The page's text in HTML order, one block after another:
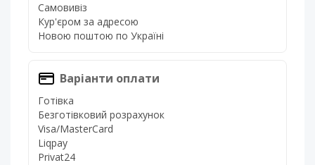
Самовивіз
Кур'єром за адресою
Новою поштою по Україні
Варіанти оплати
Готівка
Безготівковий розрахунок
Visa/MasterCard
Liqpay
Privat24